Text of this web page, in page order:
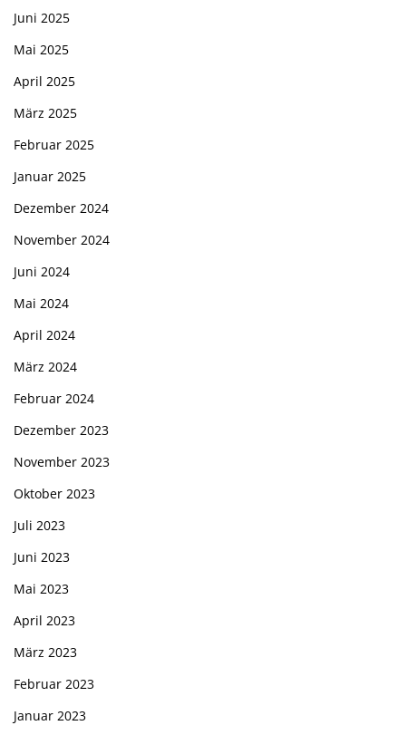
Juni 2025
Mai 2025
April 2025
März 2025
Februar 2025
Januar 2025
Dezember 2024
November 2024
Juni 2024
Mai 2024
April 2024
März 2024
Februar 2024
Dezember 2023
November 2023
Oktober 2023
Juli 2023
Juni 2023
Mai 2023
April 2023
März 2023
Februar 2023
Januar 2023